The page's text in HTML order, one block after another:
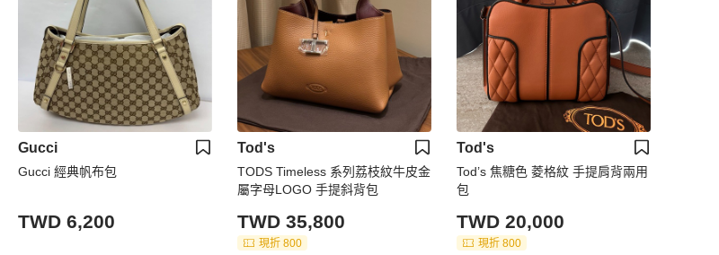
Gucci
Gucci 經典帆布包
TWD 6,200
Tod's
TODS Timeless 系列荔枝紋牛皮金
屬字母LOGO 手提斜背包
TWD 35,800
現折 800
Tod's
Tod’s 焦糖色 菱格紋 手提肩背兩用
包
TWD 20,000
現折 800